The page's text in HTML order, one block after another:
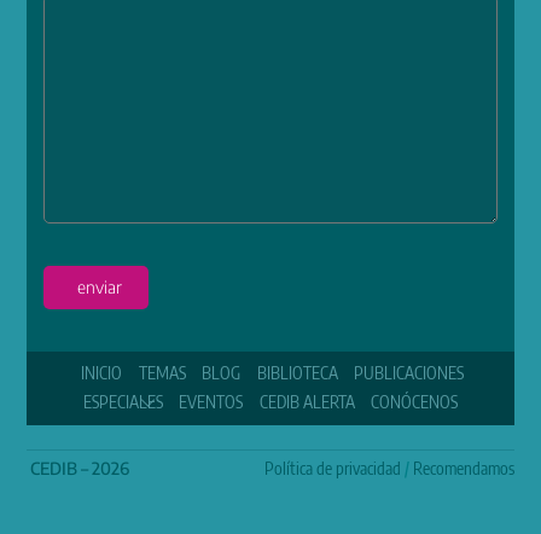
enviar
INICIO TEMAS BLOG BIBLIOTECA
PUBLICACIONES
ESPECIALES
EVENTOS CEDIB ALERTA CONÓCENOS
CEDIB – 2026 Política de privacidad / Recomendamos